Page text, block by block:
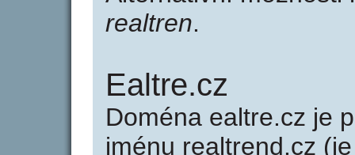
realtren.
Ealtre.cz
Doména ealtre.cz je
jménu realtrend.cz